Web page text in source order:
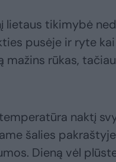
lietaus tikimybė
pusėje ir ryte
mažins rūkas,
naktį
šalies
Dieną vėl